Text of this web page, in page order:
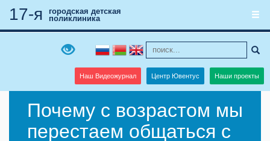
Наш Видеожурнал Центр Ювентус Наши проекты
17-я
городская детская
поликлиника
Почему с возрастом мы
перестаем общаться с